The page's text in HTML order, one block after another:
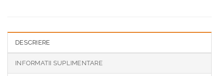
DESCRIERE
INFORMATII SUPLIMENTARE